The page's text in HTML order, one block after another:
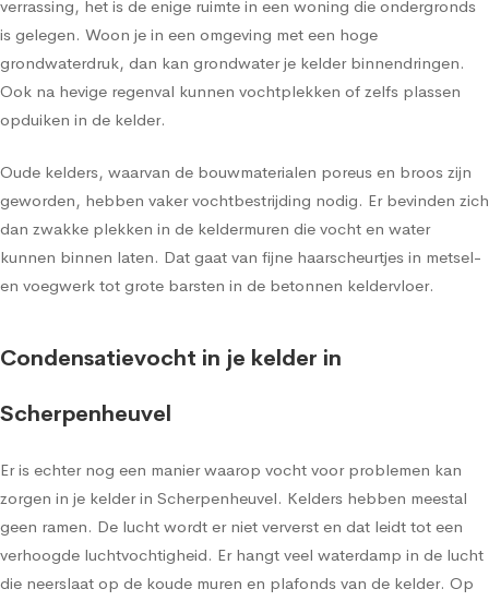
verrassing, het is de enige ruimte in een woning die ondergronds
is gelegen. Woon je in een omgeving met een hoge
grondwaterdruk, dan kan grondwater je kelder binnendringen.
Ook na hevige regenval kunnen vochtplekken of zelfs plassen
opduiken in de kelder.
Oude kelders, waarvan de bouwmaterialen poreus en broos zijn
geworden, hebben vaker vochtbestrijding nodig. Er bevinden zich
dan zwakke plekken in de keldermuren die vocht en water
kunnen binnen laten. Dat gaat van fijne haarscheurtjes in metsel-
en voegwerk tot grote barsten in de betonnen keldervloer.
Condensatievocht in je kelder in
Scherpenheuvel
Er is echter nog een manier waarop vocht voor problemen kan
zorgen in je kelder in Scherpenheuvel. Kelders hebben meestal
geen ramen. De lucht wordt er niet ververst en dat leidt tot een
verhoogde luchtvochtigheid. Er hangt veel waterdamp in de lucht
die neerslaat op de koude muren en plafonds van de kelder. Op